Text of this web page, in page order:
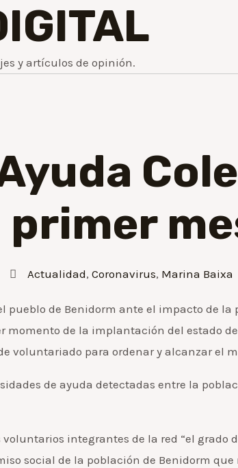
y artículos de opinión.
primer
Actualidad, Coronavirus, Marina Baixa
pueblo de Benidorm ante el impacto de
momento de la implantación del estado
voluntariado para ordenar y alcanzar el
de ayuda detectadas entre la
voluntarios integrantes de la red “el
social de la población de Benidorm